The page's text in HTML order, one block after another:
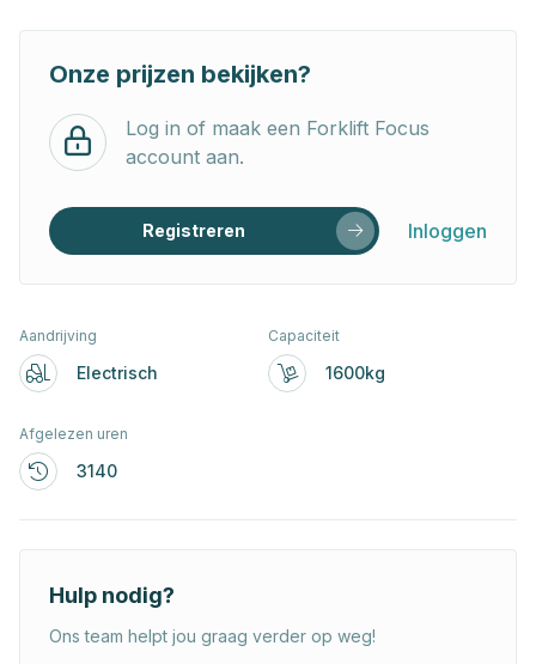
Onze prijzen bekijken?
Log in of maak een Forklift Focus
account aan.
Registreren Inloggen
Aandrijving
Electrisch
Capaciteit
1600kg
Afgelezen uren
3140
Hulp nodig?
Ons team helpt jou graag verder op weg!